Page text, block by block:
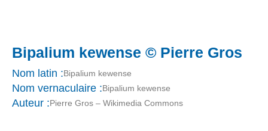
Bipalium kewense © Pierre Gros
Nom latin :Bipalium kewense
Nom vernaculaire :Bipalium kewense
Auteur :Pierre Gros – Wikimedia Commons